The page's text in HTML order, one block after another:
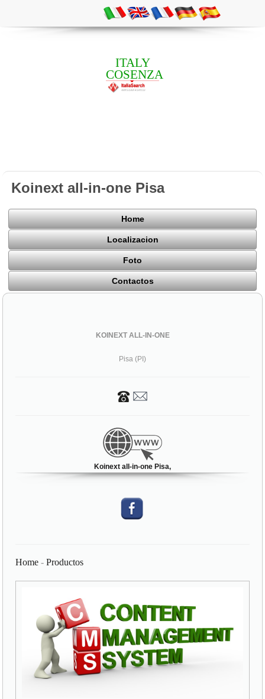
ITALY
COSENZA
Koinext all-in-one Pisa
Home
Localizacion
Foto
Contactos
KOINEXT ALL-IN-ONE
Pisa (PI)
Koinext all-in-one Pisa,
Home -Productos